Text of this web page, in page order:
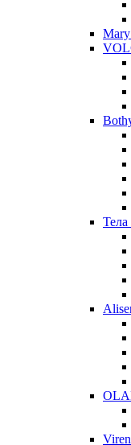
Тела